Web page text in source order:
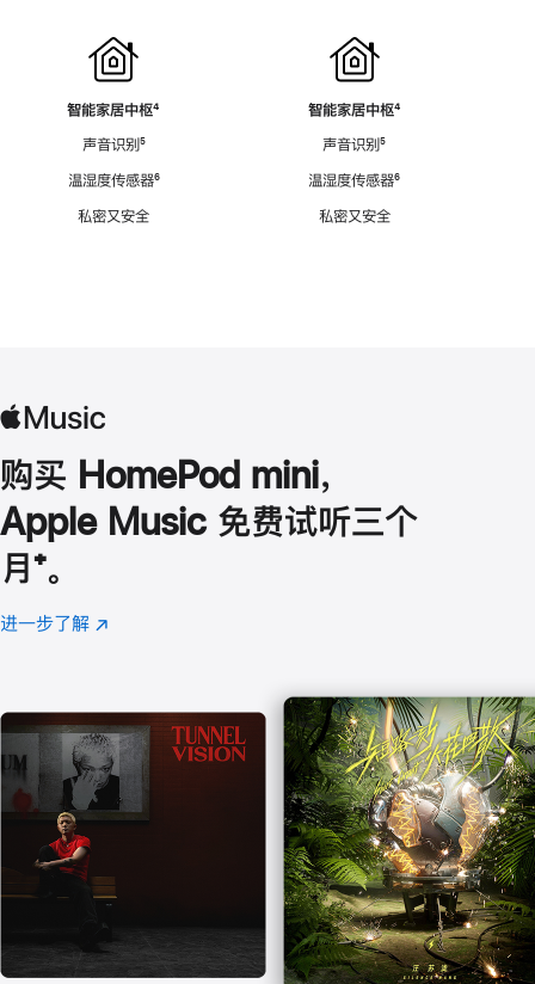
智能家居中枢脚
⁴
声音识别脚
⁵
温湿度传感器脚
⁶
私密又安全
智能家居中枢脚
⁴
声音识别脚
⁵
温湿度传感器脚
⁶
私密又安全
购买 HomePod mini，
Apple Music 免费试听三个
月 脚
注
⁺。
进一步了解 Apple
(在
口
中
打
开)